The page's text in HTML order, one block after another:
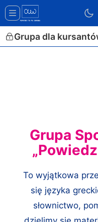
Grupa dla
Grupa
To wyjątkowa
się języka
słownictwo,